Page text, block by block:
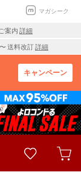
マガシーク
案内 詳細
送料改訂詳細
キャンペーン